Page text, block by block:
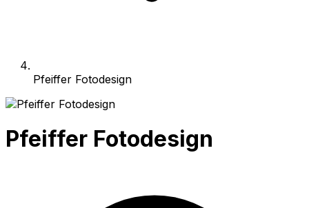
Pfeiffer Fotodesign
Pfeiffer Fotodesign